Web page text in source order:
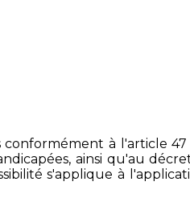
à l'article
ainsi qu'au
s'applique à